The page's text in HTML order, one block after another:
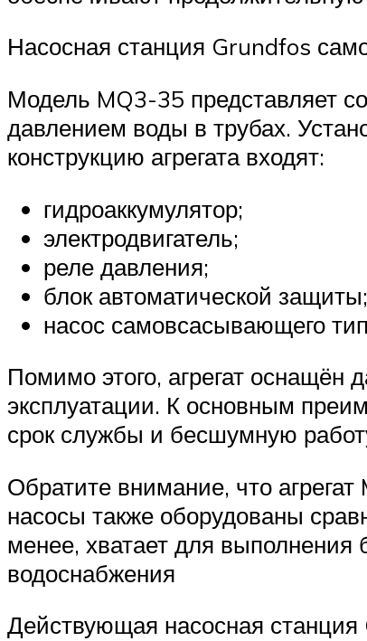
Насосная станция Grundfos
Модель MQ3-35 представляет
давлением воды в трубах.
конструкцию агрегата входят:
гидроаккумулятор;
электродвигатель;
реле давления;
блок автоматической защиты;
насос самовсасывающего
Помимо этого, агрегат оснащён
эксплуатации. К основным
срок службы и бесшумную
Обратите внимание, что
насосы также оборудованы
менее, хватает для
водоснабжения
Действующая насосная